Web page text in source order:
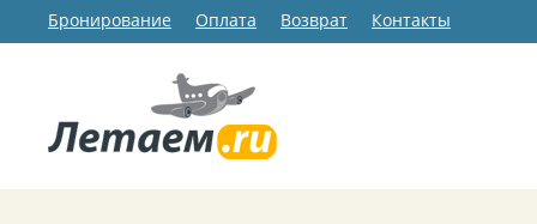
Бронирование Оплата Возврат Контакты